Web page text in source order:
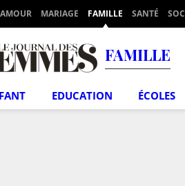
AMOUR MARIAGE FAMILLE SANTÉ
FAMILLE
EDUCATION ÉCOLES